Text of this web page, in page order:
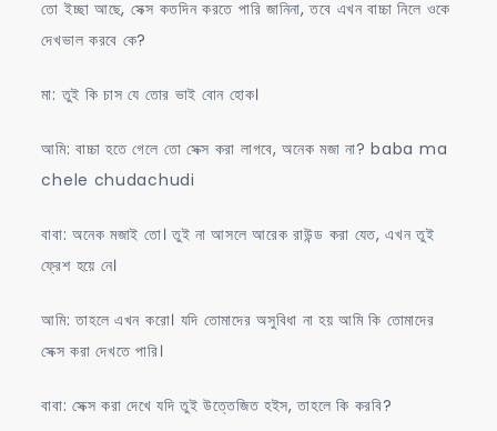
তো ইচ্ছা আছে, সেক্স কতদিন করতে পারি জানিনা, তবে এখন বাচ্চা নিলে ওকে
দেখভাল করবে কে?
মা: তুই কি চাস যে তোর ভাই বোন হোক।
আমি: বাচ্চা হতে গেলে তো সেক্স করা লাগবে, অনেক মজা না? baba ma
chele chudachudi
বাবা: অনেক মজাই তো। তুই না আসলে আরেক রাউন্ড করা যেত, এখন তুই
ফ্রেশ হয়ে নে।
আমি: তাহলে এখন করো। যদি তোমাদের অসুবিধা না হয় আমি কি তোমাদের
সেক্স করা দেখতে পারি।
বাবা: সেক্স করা দেখে যদি তুই উত্তেজিত হইস, তাহলে কি করবি?